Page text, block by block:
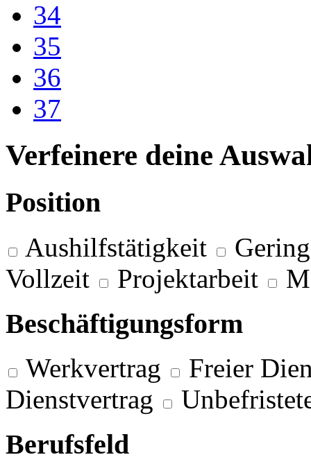
34
35
36
37
Verfeinere deine
Position
Aushilfstätigkeit
Vollzeit
Projektarbeit
Beschäftigungsform
Werkvertrag
Freier
Dienstvertrag
Berufsfeld